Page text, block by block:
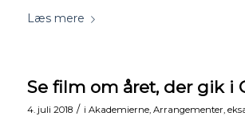
Læs mere
Se film om året, der gik i
4. juli 2018 / i Akademierne, Arrangementer,